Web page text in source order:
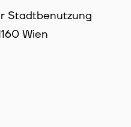
Stadtbenutzung
Wien